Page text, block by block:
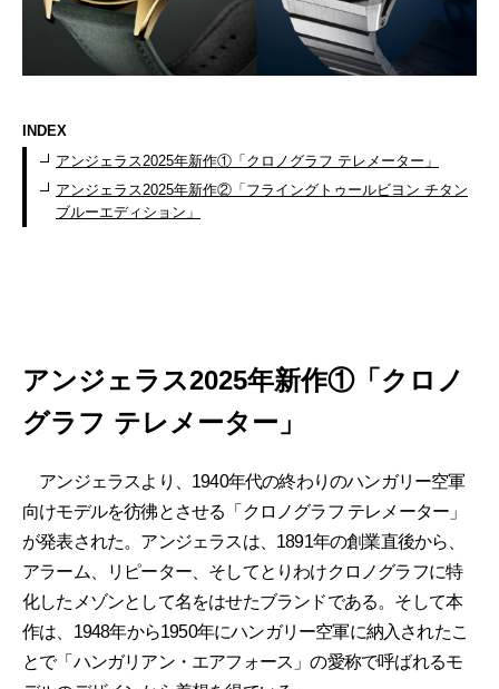
INDEX
アンジェラス2025年新作①「クロノグラフ テレメーター」
アンジェラス2025年新作②「フライングトゥールビヨン チタン
ブルーエディション」
アンジェラス2025年新作①「クロノ
グラフ テレメーター」
アンジェラスより、1940年代の終わりのハンガリー空軍
向けモデルを彷彿とさせる「クロノグラフ テレメーター」
が発表された。アンジェラスは、1891年の創業直後から、
アラーム、リピーター、そしてとりわけクロノグラフに特
化したメゾンとして名をはせたブランドである。そして本
作は、1948年から1950年にハンガリー空軍に納入されたこ
とで「ハンガリアン・エアフォース」の愛称で呼ばれるモ